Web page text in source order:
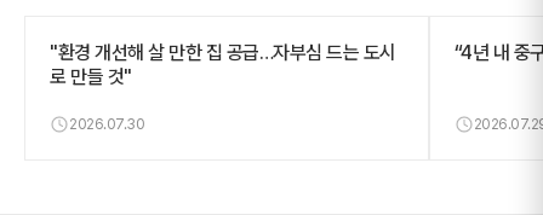
"환경 개선해 살 만한 집 공급…자부심 드는 도시
로 만들 것"
2026.07.30
“4년 내 중